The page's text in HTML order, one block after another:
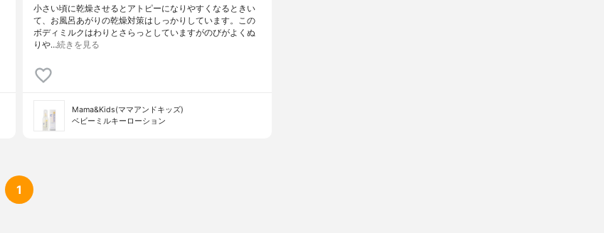
小さい頃に乾燥させるとアトピーになりやすくなるときい
て、お風呂あがりの乾燥対策はしっかりしています。この
ボディミルクはわりとさらっとしていますがのびがよくぬ
りや…続きを見る
Mama&Kids(ママアンドキッズ)
ベビーミルキーローション
1